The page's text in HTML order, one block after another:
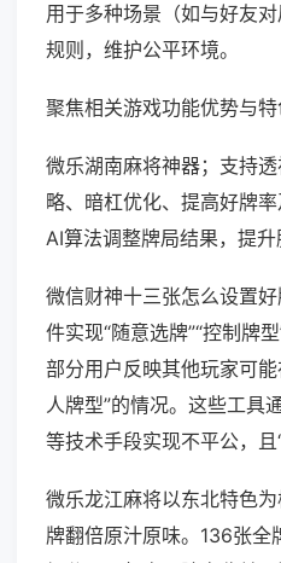
用于多种场景（如与好友
规则，维护公平环境。
聚焦相关游戏功能优势与特
微乐湖南麻将神器；支持
略、暗杠优化、提高好牌
AI算法调整牌局结果，提升
微信财神十三张怎么设置
件实现“随意选牌”“控制牌
部分用户反映其他玩家可
人牌型”的情况。这些工具
等技术手段实现不平公，且
微乐龙江麻将以东北特色
牌翻倍原汁原味。136张全